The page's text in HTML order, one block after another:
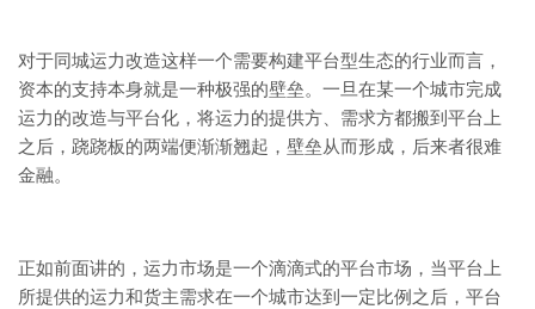
对于同城运力改造这样一个需要构建平台型生态的行业而言，
资本的支持本身就是一种极强的壁垒。一旦在某一个城市完成
运力的改造与平台化，将运力的提供方、需求方都搬到平台上
之后，跷跷板的两端便渐渐翘起，壁垒从而形成，后来者很难
金融。
正如前面讲的，运力市场是一个滴滴式的平台市场，当平台上
所提供的运力和货主需求在一个城市达到一定比例之后，平台